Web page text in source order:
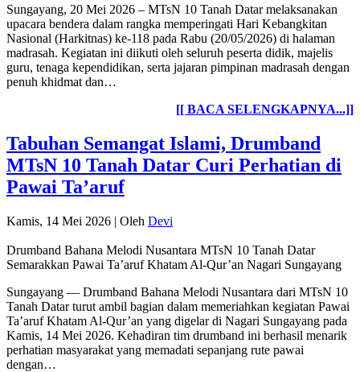
Sungayang, 20 Mei 2026 – MTsN 10 Tanah Datar melaksanakan
upacara bendera dalam rangka memperingati Hari Kebangkitan
Nasional (Harkitnas) ke-118 pada Rabu (20/05/2026) di halaman
madrasah. Kegiatan ini diikuti oleh seluruh peserta didik, majelis
guru, tenaga kependidikan, serta jajaran pimpinan madrasah dengan
penuh khidmat dan…
[[ BACA SELENGKAPNYA...]]
Tabuhan Semangat Islami, Drumband
MTsN 10 Tanah Datar Curi Perhatian di
Pawai Ta’aruf
Kamis, 14 Mei 2026 | Oleh Devi
Drumband Bahana Melodi Nusantara MTsN 10 Tanah Datar
Semarakkan Pawai Ta’aruf Khatam Al-Qur’an Nagari Sungayang
Sungayang — Drumband Bahana Melodi Nusantara dari MTsN 10
Tanah Datar turut ambil bagian dalam memeriahkan kegiatan Pawai
Ta’aruf Khatam Al-Qur’an yang digelar di Nagari Sungayang pada
Kamis, 14 Mei 2026. Kehadiran tim drumband ini berhasil menarik
perhatian masyarakat yang memadati sepanjang rute pawai
dengan…